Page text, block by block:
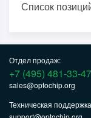
Список
Отдел продаж:
+7 (495) 481-33-47
sales@optochip.org
Техническая